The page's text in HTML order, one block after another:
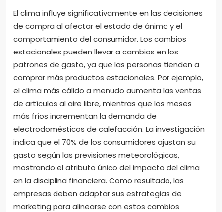
El clima influye significativamente en las decisiones
de compra al afectar el estado de ánimo y el
comportamiento del consumidor. Los cambios
estacionales pueden llevar a cambios en los
patrones de gasto, ya que las personas tienden a
comprar más productos estacionales. Por ejemplo,
el clima más cálido a menudo aumenta las ventas
de artículos al aire libre, mientras que los meses
más fríos incrementan la demanda de
electrodomésticos de calefacción. La investigación
indica que el 70% de los consumidores ajustan su
gasto según las previsiones meteorológicas,
mostrando el atributo único del impacto del clima
en la disciplina financiera. Como resultado, las
empresas deben adaptar sus estrategias de
marketing para alinearse con estos cambios